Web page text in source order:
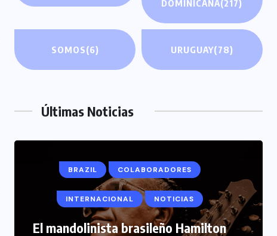
DOMINICANA(217)
SOMOS(6) URUGUAY(78)
Últimas Noticias
COLABORADORES INTERNACIONAL